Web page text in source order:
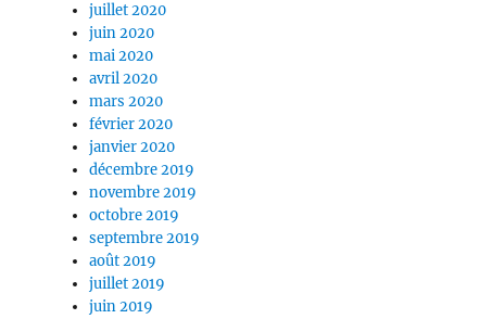
juillet 2020
juin 2020
mai 2020
avril 2020
mars 2020
février 2020
janvier 2020
décembre 2019
novembre 2019
octobre 2019
septembre 2019
août 2019
juillet 2019
juin 2019